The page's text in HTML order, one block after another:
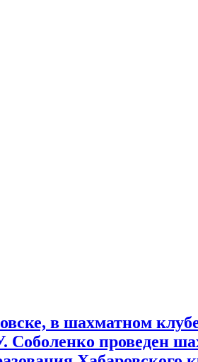
в шахматном
Соболенко проведен